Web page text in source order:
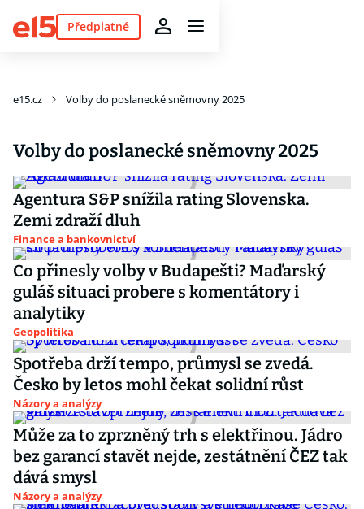
Předplatné
e15.cz Volby do poslanecké sněmovny 2025
Volby do poslanecké sněmovny 2025
Agentura S&P snížila rating Slovenska.
Zemi zdraží dluh
Finance a bankovnictví
Co přinesly volby v Budapešti? Maďarský
guláš situaci probere s komentátory i
analytiky
Geopolitika
Spotřeba drží tempo, průmysl se zvedá.
Česko by letos mohl čekat solidní růst
Názory a analýzy
Může za to zprzněný trh s elektřinou. Jádro
bez garancí stavět nejde, zestátnění ČEZ tak
dává smysl
Názory a analýzy